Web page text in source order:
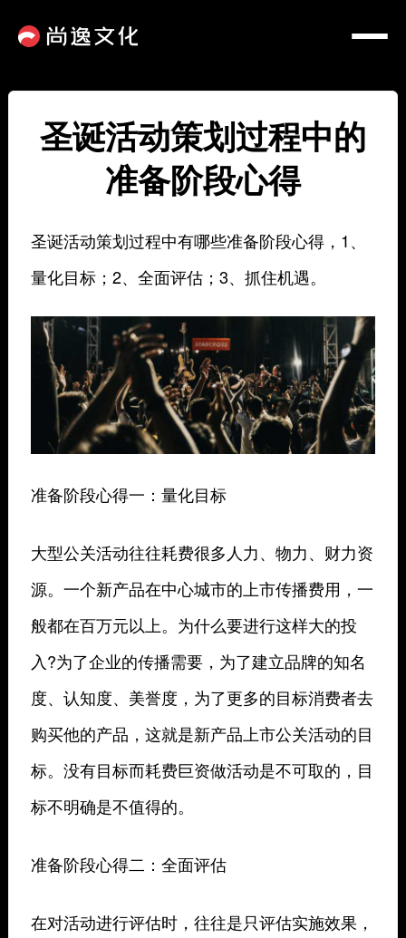
圣诞活动策划过程中的
准备阶段心得
圣诞活动策划过程中有哪些准备阶段心得，1、
量化目标；2、全面评估；3、抓住机遇。
准备阶段心得一：量化目标
大型公关活动往往耗费很多人力、物力、财力资
源。一个新产品在中心城市的上市传播费用，一
般都在百万元以上。为什么要进行这样大的投
入?为了企业的传播需要，为了建立品牌的知名
度、认知度、美誉度，为了更多的目标消费者去
购买他的产品，这就是新产品上市公关活动的目
标。没有目标而耗费巨资做活动是不可取的，目
标不明确是不值得的。
准备阶段心得二：全面评估
在对活动进行评估时，往往是只评估实施效果，